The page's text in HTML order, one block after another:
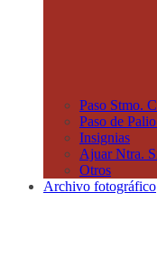
Paso Stmo.
Paso de
Insignias
Ajuar Ntra.
Otros
Archivo fotográfico